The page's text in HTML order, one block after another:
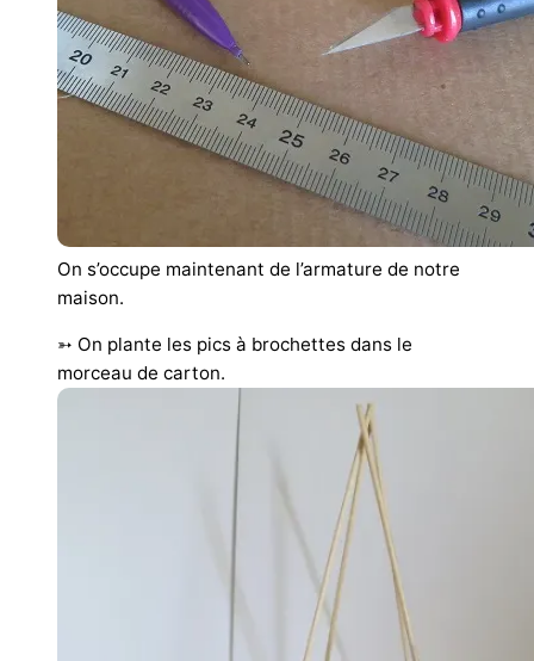
On s’occupe maintenant de l’armature de notre
maison.
➳ On plante les pics à brochettes dans le
morceau de carton.